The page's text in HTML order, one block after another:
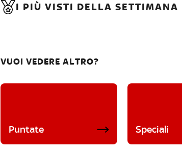
I PIÙ VISTI DELLA SETTIMANA
VUOI VEDERE ALTRO?
Puntate Speciali